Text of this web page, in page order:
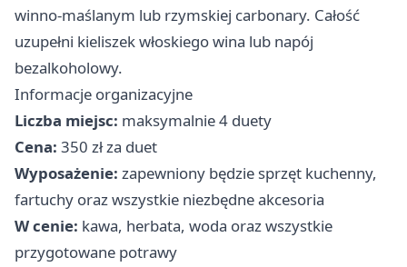
winno-maślanym lub rzymskiej carbonary. Całość
uzupełni kieliszek włoskiego wina lub napój
bezalkoholowy.
Informacje organizacyjne
Liczba miejsc: maksymalnie 4 duety
Cena: 350 zł za duet
Wyposażenie: zapewniony będzie sprzęt kuchenny,
fartuchy oraz wszystkie niezbędne akcesoria
W cenie: kawa, herbata, woda oraz wszystkie
przygotowane potrawy